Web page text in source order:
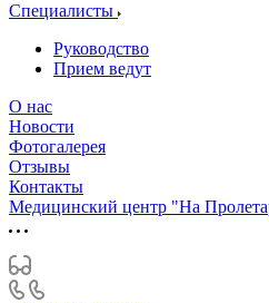
Специалисты
Руководство
Прием ведут
О нас
Новости
Фотогалерея
Отзывы
Контакты
Медицинский центр "На